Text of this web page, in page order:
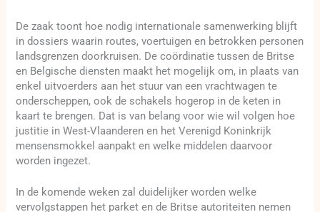
De zaak toont hoe nodig internationale samenwerking blijft
in dossiers waarin routes, voertuigen en betrokken personen
landsgrenzen doorkruisen. De coördinatie tussen de Britse
en Belgische diensten maakt het mogelijk om, in plaats van
enkel uitvoerders aan het stuur van een vrachtwagen te
onderscheppen, ook de schakels hogerop in de keten in
kaart te brengen. Dat is van belang voor wie wil volgen hoe
justitie in West-Vlaanderen en het Verenigd Koninkrijk
mensensmokkel aanpakt en welke middelen daarvoor
worden ingezet.
In de komende weken zal duidelijker worden welke
vervolgstappen het parket en de Britse autoriteiten nemen